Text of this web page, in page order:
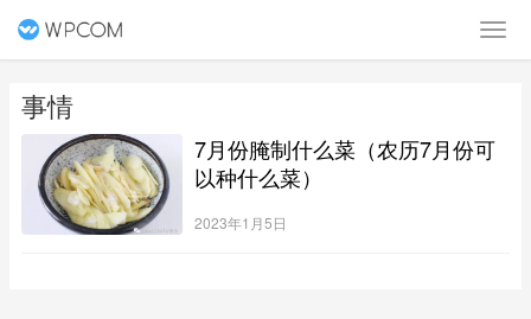
事情
7月份腌制什么菜（农历7月份可
以种什么菜）
2023年1月5日